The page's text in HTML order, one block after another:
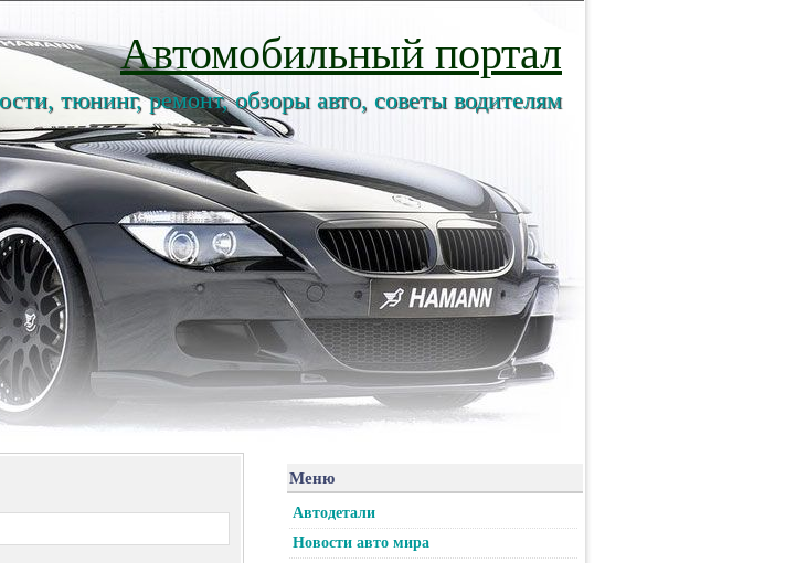
Автомобильный портал
тюнинг, ремонт, обзоры авто, советы водителям
Меню
Автодетали
Новости авто мира